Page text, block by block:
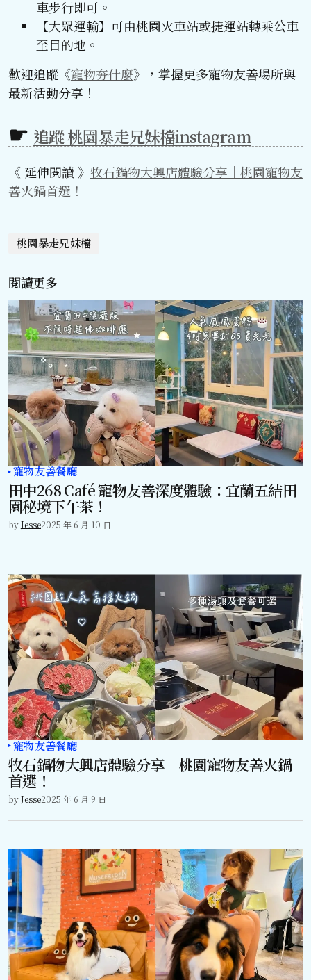
車步行即可。
【大眾運輸】可由桃園火車站或捷運站轉乘公車
至目的地。
歡迎追蹤《寵物夯什麼》，掌握更多寵物友善場所與
最新活動分享！
追蹤 桃園暴走兄妹檔instagram
《 延伸閱讀 》 牧石鍋物大興店體驗分享｜桃園寵物友
善火鍋首選！
桃園暴走兄妹檔
閱讀更多
寵物友善餐廳
田中268 Café 寵物友善深度體驗：宜蘭五結田
園秘境下午茶！
byJesse2025 年 6 月 10 日
寵物友善餐廳
牧石鍋物大興店體驗分享｜桃園寵物友善火鍋
首選！
byJesse2025 年 6 月 9 日